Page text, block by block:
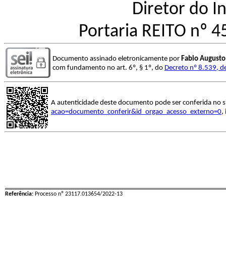
Diretor do
Portaria REITO nº
Documento assinado eletronicamente por Fabio
com fundamento no art. 6º, § 1º, do Decreto nº 8.539,
A autenticidade deste documento pode ser conferida no
acao=documento_conferir&id_orgao_acesso_externo=0,
Referência: Processo nº 23117.013654/2022-13